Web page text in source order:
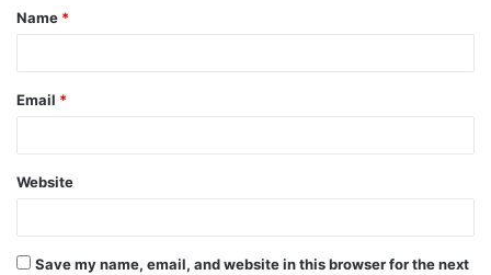
*
Name *
Email *
Website
Save my name, email, and website in this browser for the next